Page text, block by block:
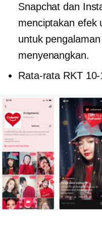
Snapchat dan
menciptakan efek
untuk
menyenangkan.
Rata-rata RKT